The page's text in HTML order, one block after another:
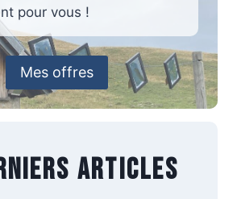
pour vous !
Mes offres
articles